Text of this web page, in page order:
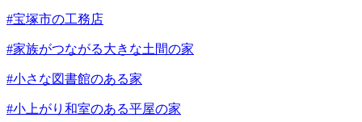
#宝塚市の工務店
#家族がつながる大きな土間の家
#小さな図書館のある家
#小上がり和室のある平屋の家